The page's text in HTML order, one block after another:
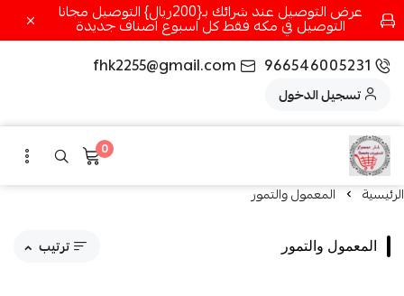
عرض التوصيل عند شرائك بـ{200ريال} التوصيل مجانا
التوصيل في مكه فقط كل اسبوع اصناف جديدة
966546005231
fhk2255@gmail.com
تسجيل الدخول
0
الرئيسية المعمول والتمور
المعمول والتمور ترتيب